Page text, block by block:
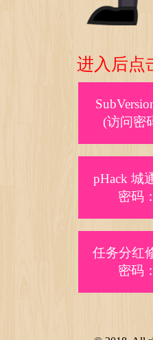
进入后点
(访问密
pHack 城
密码
任务分红
密码